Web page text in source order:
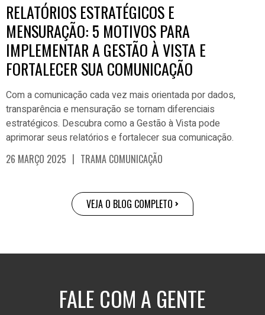
RELATÓRIOS ESTRATÉGICOS E
MENSURAÇÃO: 5 MOTIVOS PARA
IMPLEMENTAR A GESTÃO À VISTA E
FORTALECER SUA COMUNICAÇÃO
Com a comunicação cada vez mais orientada por dados,
transparência e mensuração se tornam diferenciais
estratégicos. Descubra como a Gestão à Vista pode
aprimorar seus relatórios e fortalecer sua comunicação.
26 MARÇO 2025 | TRAMA COMUNICAÇÃO
VEJA O BLOG COMPLETO
FALE COM A GENTE